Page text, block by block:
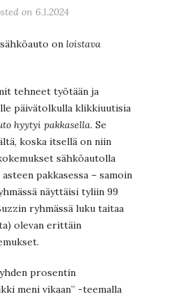
on 6.1.2024
on loistava
tehneet työtään ja
päivätolkulla klikkiuutisia
hyytyi pakkasella. Se
koska itsellä on niin
sähköautolla
pakkasessa – samoin
näyttäisi tyliin 99
ryhmässä luku taitaa
olevan erittäin
prosentin
meni vikaan” -teemalla